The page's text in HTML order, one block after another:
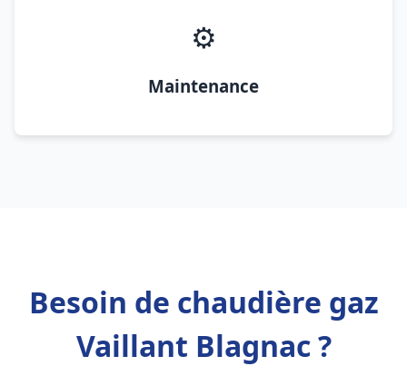
⚙️
Maintenance
Besoin de chaudière gaz
Vaillant Blagnac ?